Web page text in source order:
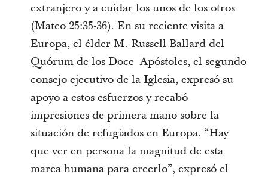
extranjero y a cuidar los unos de los otros
(Mateo 25:35-36). En su reciente visita a
Europa, el élder M. Russell Ballard del
Quórum de los Doce Apóstoles, el segundo
consejo ejecutivo de la Iglesia, expresó su
apoyo a estos esfuerzos y recabó
impresiones de primera mano sobre la
situación de refugiados en Europa. “Hay
que ver en persona la magnitud de esta
marea humana para creerlo”, expresó el